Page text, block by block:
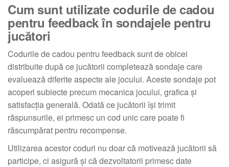
Cum sunt utilizate codurile de cadou
pentru feedback în sondajele pentru
jucători
Codurile de cadou pentru feedback sunt de obicei
distribuite după ce jucătorii completează sondaje care
evaluează diferite aspecte ale jocului. Aceste sondaje pot
acoperi subiecte precum mecanica jocului, grafica și
satisfacția generală. Odată ce jucătorii își trimit
răspunsurile, ei primesc un cod unic care poate fi
răscumpărat pentru recompense.
Utilizarea acestor coduri nu doar că motivează jucătorii să
participe, ci asigură și că dezvoltatorii primesc date